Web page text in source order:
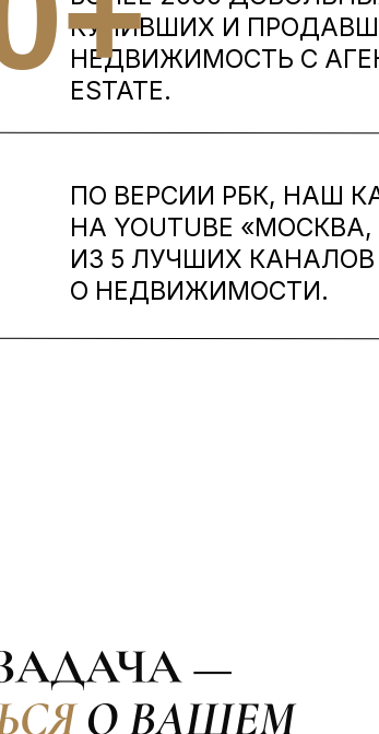
КУПИВШИХ И
НЕДВИЖИМОСТЬ С
ESTATE.
ПО ВЕРСИИ РБК, НАШ
НА YOUTUBE
ИЗ 5 ЛУЧШИХ КАНАЛОВ
О НЕДВИЖИМОСТИ.